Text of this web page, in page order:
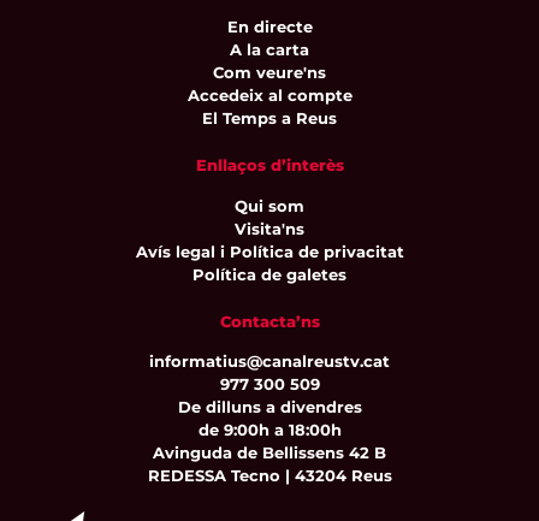
En directe
A la carta
Com veure'ns
Accedeix al compte
El Temps a Reus
Enllaços d’interès
Qui som
Visita'ns
Avís legal i Política de privacitat
Política de galetes
Contacta’ns
informatius@canalreustv.cat
977 300 509
De dilluns a divendres
de 9:00h a 18:00h
Avinguda de Bellissens 42 B
REDESSA Tecno | 43204 Reus